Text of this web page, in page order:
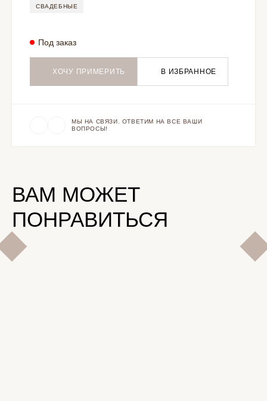
СВАДЕБНЫЕ
Под заказ
ХОЧУ ПРИМЕРИТЬ В ИЗБРАННОЕ
МЫ НА СВЯЗИ. ОТВЕТИМ НА ВСЕ ВАШИ
ВОПРОСЫ!
ВАМ МОЖЕТ
ПОНРАВИТЬСЯ